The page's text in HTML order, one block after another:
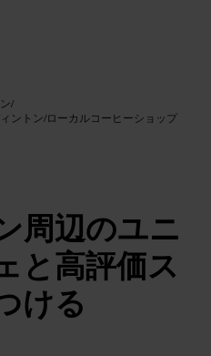
/
ントン/ローカルコーヒーショップ
周辺のユニ
と高評価ス
ける